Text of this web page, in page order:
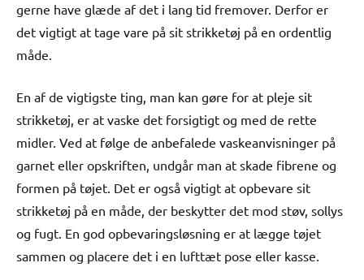
gerne have glæde af det i lang tid fremover. Derfor er
det vigtigt at tage vare på sit strikketøj på en ordentlig
måde.
En af de vigtigste ting, man kan gøre for at pleje sit
strikketøj, er at vaske det forsigtigt og med de rette
midler. Ved at følge de anbefalede vaskeanvisninger på
garnet eller opskriften, undgår man at skade fibrene og
formen på tøjet. Det er også vigtigt at opbevare sit
strikketøj på en måde, der beskytter det mod støv, sollys
og fugt. En god opbevaringsløsning er at lægge tøjet
sammen og placere det i en lufttæt pose eller kasse.